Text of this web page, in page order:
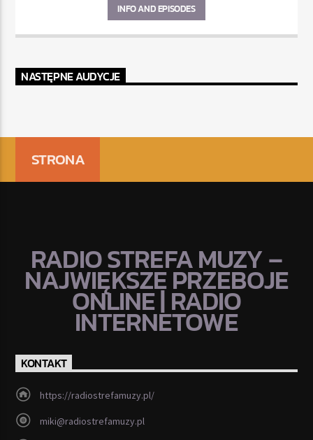
INFO AND EPISODES
NASTĘPNE AUDYCJE
STRONA
RADIO STREFA MUZY –
NAJWIĘKSZE PRZEBOJE
ONLINE | RADIO
INTERNETOWE
KONTAKT
https://radiostrefamuzy.pl/
miki@radiostrefamuzy.pl